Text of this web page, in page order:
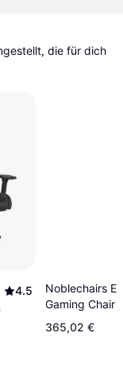
die für dich
4.5
Noblechairs
Gaming Chair
Anthracite
365,02 €